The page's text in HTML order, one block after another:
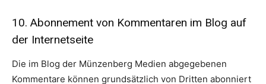
10. Abonnement von Kommentaren im Blog auf
der Internetseite
Die im Blog der Münzenberg Medien abgegebenen
Kommentare können grundsätzlich von Dritten abonniert